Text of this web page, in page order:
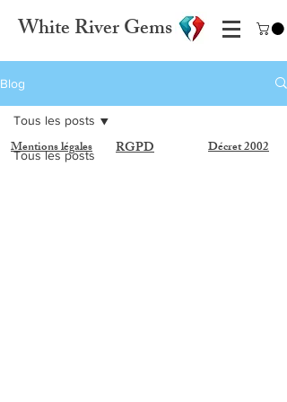
White River Gems
Blog
Tous les posts
Tous les posts
Mentions légales RGPD Décret 2002